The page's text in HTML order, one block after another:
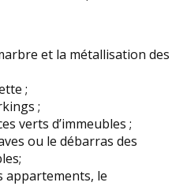
et la métallisation des
;
;
verts d’immeubles ;
ou le débarras des
appartements, le